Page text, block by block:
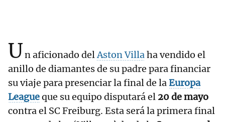
Un aficionado delAston Villaha vendido el
anillo de diamantes de su padre para financiar
su viaje para presenciar la final de laEuropa
Leagueque su equipo disputará el 20 de mayo
contra el SC Freiburg. Esta será la primera final